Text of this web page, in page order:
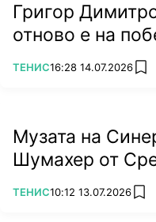
Григор
отново е на
ПОВЕЧЕ ОТ
ТЕНИС16:28 14.07.2026
Музата на
Шумахер от
ПОВЕЧЕ ОТ
ТЕНИС10:12 13.07.2026